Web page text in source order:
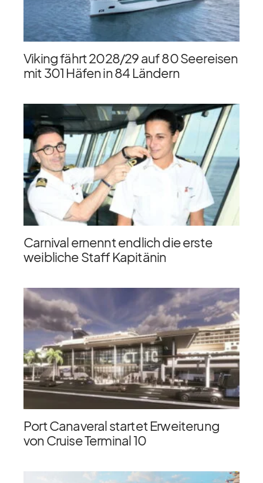
Viking fährt 2028/​29 auf 80 Seereisen
mit 301 Häfen in 84 Ländern
Carnival ernennt endlich die erste
weibliche Staff Kapitänin
Port Canaveral startet Erweiterung
von Cruise Terminal 10